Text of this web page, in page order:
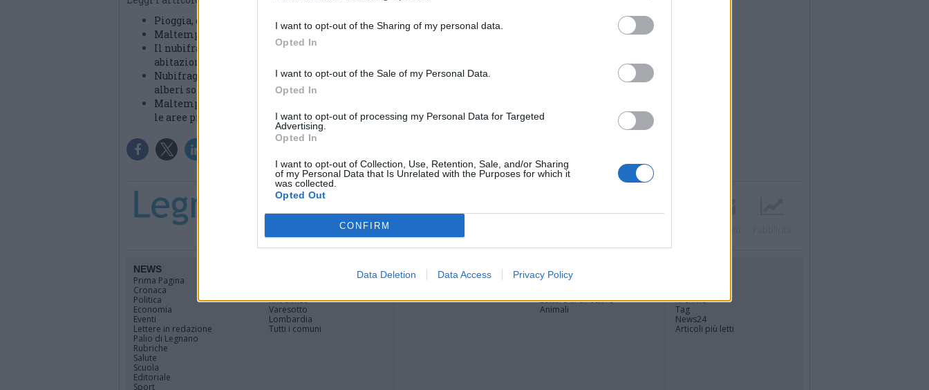
I want to opt-out of the Sharing of my personal data.
Opted In
I want to opt-out of the Sale of my Personal Data.
Opted In
I want to opt-out of processing my Personal Data for Targeted
Advertising.
Opted In
I want to opt-out of Collection, Use, Retention, Sale, and/or Sharing
of my Personal Data that Is Unrelated with the Purposes for which it
was collected.
Opted Out
CONFIRM
Data Deletion Data Access Privacy Policy
Pioggia, grandine e vento: Legnano colpita da un violento temporale
Maltempo a Legnano, cimiteri e Parco Castello chiusi anche giovedì 11 giugno
Il nubifragio “piega” la croce del Santuario della Boretta a Cerro Maggiore. Strada chiusa e
abitazioni evacuate
Nubifragio sul Legnanese, Cacucci (FdI): “La prevenzione si fa prima, non quando gli
alberi sono già a terra”
Maltempo e prevenzione a Legnano, Radice: “Più risorse per potature. In corso studi per
le aree più critiche”
Registrati
NEWS
Prima Pagina
Cronaca
Politica
Economia
Eventi
Lettere in redazione
Palio di Legnano
Rubriche
Salute
Scuola
Editoriale
Sport
Rhodense
Varesotto
Lombardia
Tutti i comuni
MULTIMEDIA
Gallerie Fotografiche
COMUNITÀ
Foto dei lettori
Lettere al direttore
Animali
Archivio
Tag
News24
Articoli più letti